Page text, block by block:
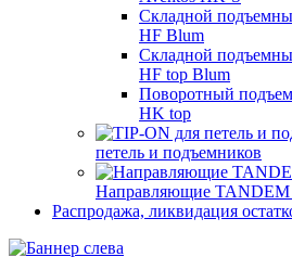
Складной
HF Blum
Складной
HF top Blum
Поворотный
HK top
петель и подъемников
Направляющие
Распродажа, ликвидация